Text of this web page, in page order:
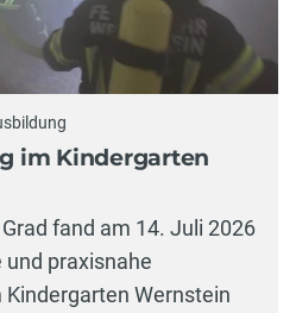
im Kindergarten
fand am 14. Juli 2026
praxisnahe
Wernstein